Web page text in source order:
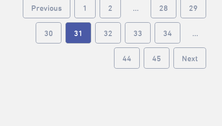
Previous 1 2 ... 28 29
30 31 32 33 34 ...
44 45 Next